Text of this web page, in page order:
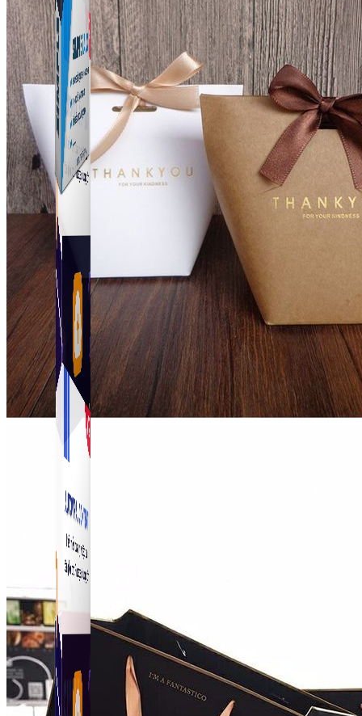
Auto Viral Content
Công cụ đặt lịch, đăng bài tự động cho hàng loạt
Fanpage.
Simple Zalo
Hỗ trợ kết bạn, gửi tin nhắn chăm sóc khách hàng trên
Zalo.